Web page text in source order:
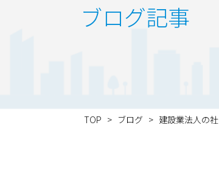
ブログ記事
TOP > ブログ > 建設業法人の